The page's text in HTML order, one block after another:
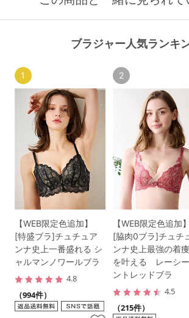
ブラジャー人気ランキ
1
【WEB限定色追加】
[特盛ブラ]チュチュア
ンナ史上一番盛れる シ
ャルマンノワールブラ
4.8
（994件）
2
【WEB限定色追加】
[脇肉0ブラ]チュチ
ンナ史上最強の着
を叶える レーシ
ントレッドブラ
4.5
（215件）